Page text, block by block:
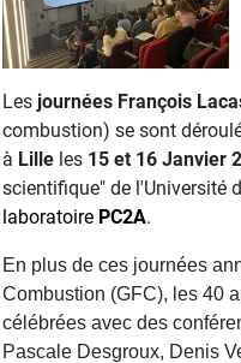
Les journées François
combustion) se sont
à Lille les 15 et 16 Janvier
scientifique" de l'Université
laboratoire PC2A.
En plus de ces journées
Combustion (GFC), les 40
célébrées avec des
Pascale Desgroux, Denis